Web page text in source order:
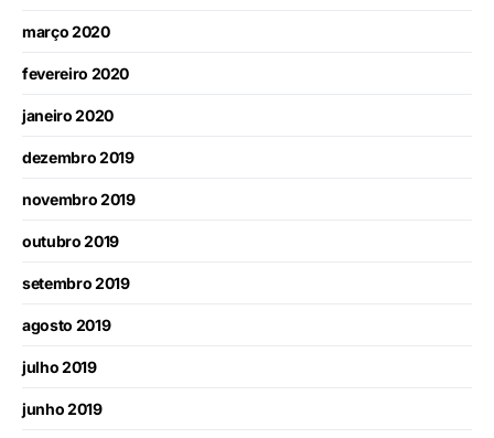
março 2020
fevereiro 2020
janeiro 2020
dezembro 2019
novembro 2019
outubro 2019
setembro 2019
agosto 2019
julho 2019
junho 2019